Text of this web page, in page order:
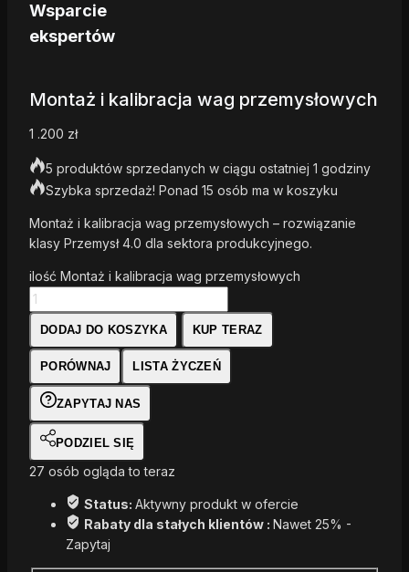
Wsparcie
ekspertów
Montaż i kalibracja wag przemysłowych
1 .200 zł
5 produktów sprzedanych w ciągu ostatniej 1 godziny
Szybka sprzedaż! Ponad 15 osób ma w koszyku
Montaż i kalibracja wag przemysłowych – rozwiązanie
klasy Przemysł 4.0 dla sektora produkcyjnego.
ilość Montaż i kalibracja wag przemysłowych
DODAJ DO KOSZYKA KUP TERAZ
PORÓWNAJ LISTA ŻYCZEŃ
ZAPYTAJ NAS
PODZIEL SIĘ
27 osób ogląda to teraz
Status: Aktywny produkt w ofercie
Rabaty dla stałych klientów : Nawet 25% -
Zapytaj